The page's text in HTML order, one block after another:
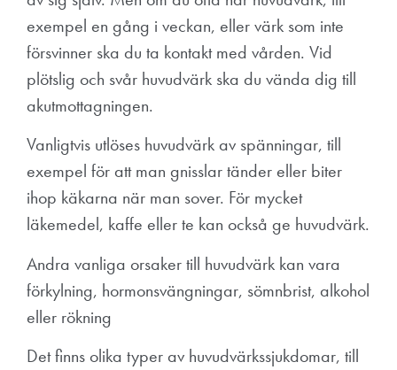
exempel en gång i veckan, eller värk som inte
försvinner ska du ta kontakt med vården. Vid
plötslig och svår huvudvärk ska du vända dig till
akutmottagningen.
Vanligtvis utlöses huvudvärk av spänningar, till
exempel för att man gnisslar tänder eller biter
ihop käkarna när man sover. För mycket
läkemedel, kaffe eller te kan också ge huvudvärk.
Andra vanliga orsaker till huvudvärk kan vara
förkylning, hormonsvängningar, sömnbrist, alkohol
eller rökning
Det finns olika typer av huvudvärkssjukdomar, till